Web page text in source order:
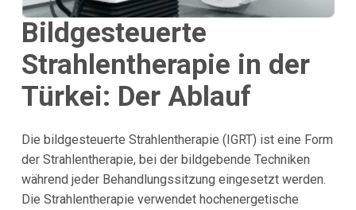
Bildgesteuerte
Strahlentherapie in der
Türkei: Der Ablauf
Die bildgesteuerte Strahlentherapie (IGRT) ist eine Form
der Strahlentherapie, bei der bildgebende Techniken
während jeder Behandlungssitzung eingesetzt werden.
Die Strahlentherapie verwendet hochenergetische